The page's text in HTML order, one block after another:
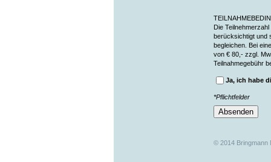
Die
berücksichtigt und
begleichen. Bei
von € 80,- zzgl.
Teilnahmegebühr
Ja, ich habe
*Pflichtfelder
© 2014 Bringmann